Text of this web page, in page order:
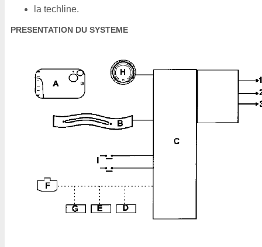
la techline.
PRESENTATION DU SYSTEME